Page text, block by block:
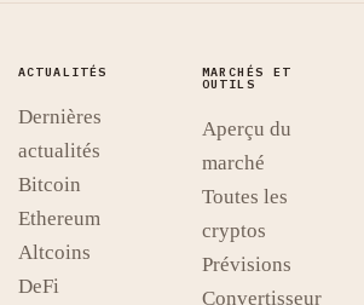
ACTUALITÉS
Dernières
actualités
Bitcoin
Ethereum
Altcoins
DeFi
MARCHÉS ET
OUTILS
Aperçu du
marché
Toutes les
cryptos
Prévisions
Convertisseur